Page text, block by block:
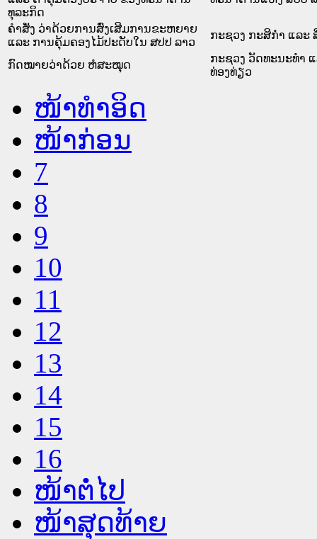
ທຸລະກິດ
ຄຳສັ່ງ ວ່າດ້ວຍການສົ່ງເສີມການຂະຫຍາຍ
ແລະ ການຄຸ້ມຄອງໄມ້ປະດັບໃນ ສປປ ລາວ
ກະຊວງ ກະສິກຳ ແລະ
ກົດໝາຍວ່າດ້ວຍ ຫໍສະໝຸດ
ກະຊວງ ວັດທະນະທຳ
ທ່ອງທ່ຽວ
ໜ້າທໍາອິດ
ໜ້າກ່ອນ
7
8
9
10
11
12
13
14
15
16
ໜ້າຕໍ່ໄປ
ໜ້າສຸດທ້າຍ